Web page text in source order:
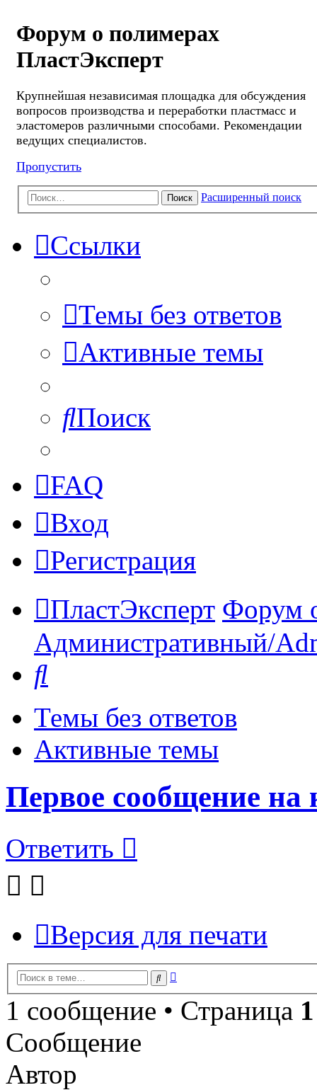
Форум о полимерах
ПластЭксперт
Крупнейшая независимая площадка для обсуждения
вопросов производства и переработки пластмасс и
эластомеров различными способами. Рекомендации
ведущих специалистов.
Пропустить
Поиск Расширенный поиск
Ссылки
Темы без ответов
Активные темы
Поиск
FAQ
Вход
Регистрация
ПластЭксперт Форум
Административный/
Темы без ответов
Активные темы
Первое сообщение
Ответить
Версия для печати
Поиск
1 сообщение • Страница 1
Сообщение
Автор